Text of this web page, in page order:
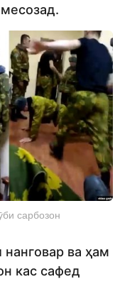
сарбозон
нанговар ва ҳам
кас сафед